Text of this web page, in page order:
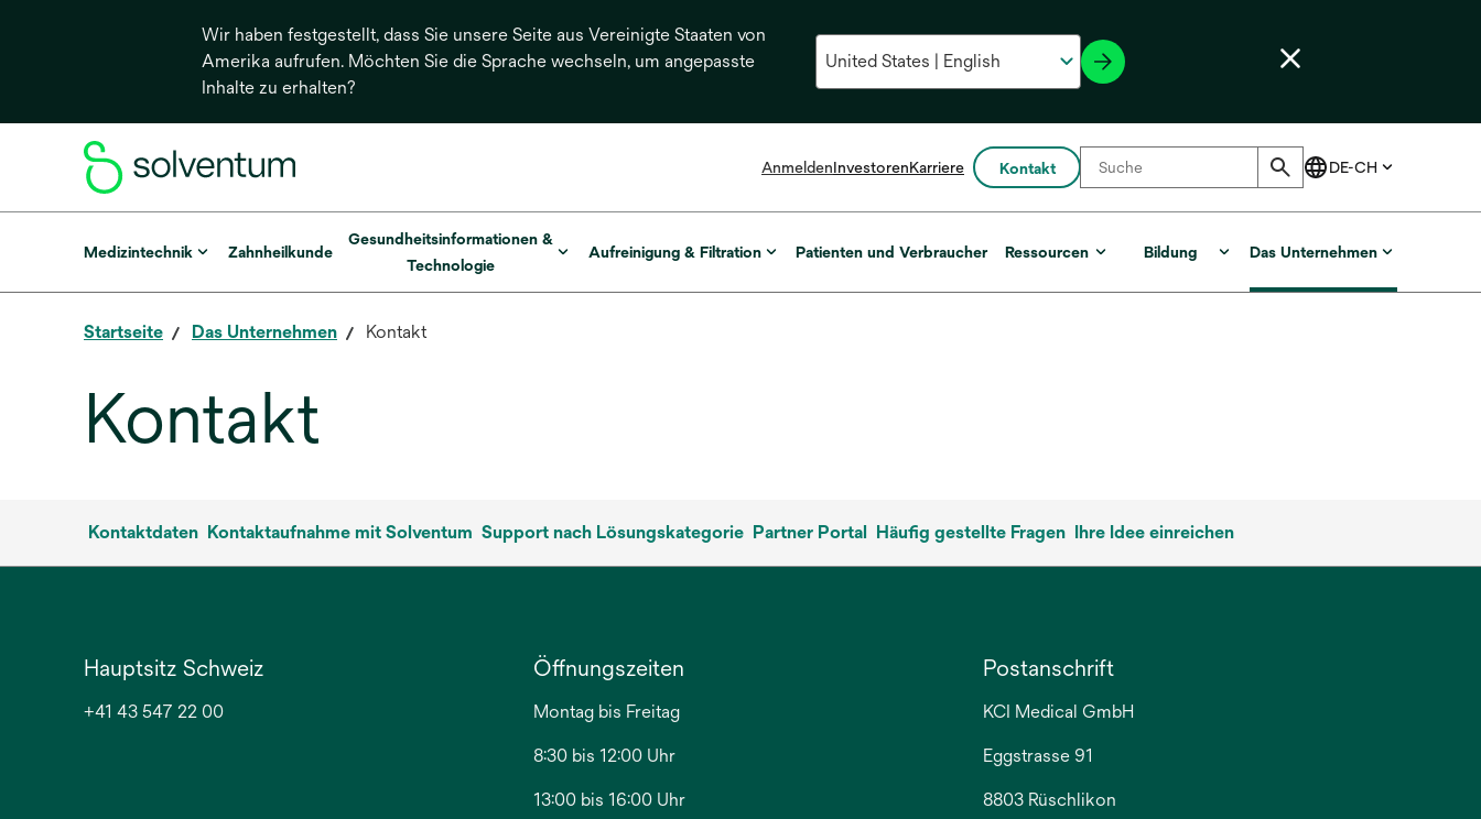
Wir haben festgestellt, dass Sie unsere Seite aus Vereinigte Staaten von
Amerika aufrufen. Möchten Sie die Sprache wechseln, um angepasste
Inhalte zu erhalten?
AnmeldenInvestorenKarriere Kontakt
Medizintechnik Zahnheilkunde
Gesundheitsinformationen &
Technologie
Aufreinigung & Filtration Patienten und Verbraucher Ressourcen Bildung Das Unternehmen
Startseite Das Unternehmen Kontakt
Kontakt
Kontaktdaten Kontaktaufnahme mit Solventum Support nach Lösungskategorie Partner Portal Häufig gestellte Fragen Ihre Idee einreichen
Hauptsitz Schweiz
+41 43 547 22 00
Öffnungszeiten
Montag bis Freitag
8:30 bis 12:00 Uhr
13:00 bis 16:00 Uhr
Postanschrift
KCI Medical GmbH
Eggstrasse 91
8803 Rüschlikon